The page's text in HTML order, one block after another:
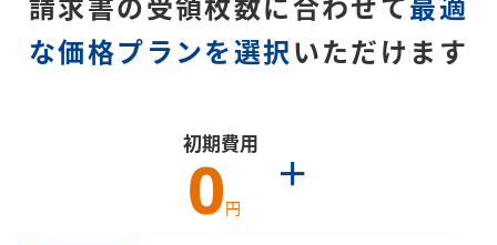
請求書の受領枚数に合わせて 最適
な価格プランを選択 いただけます
初期費用
0 円
＋